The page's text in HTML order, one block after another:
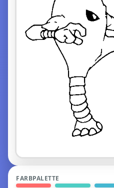
FARBPALETTE